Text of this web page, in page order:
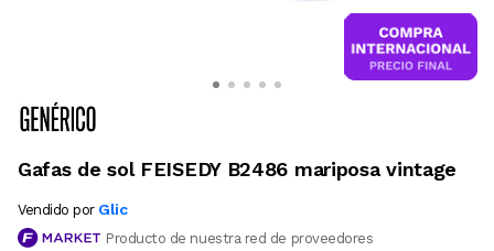
Gafas de sol FEISEDY B2486 mariposa vintage
Vendido por Glic
Producto de nuestra red de proveedores